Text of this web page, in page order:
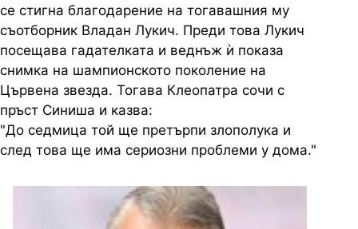
се стигна благодарение на тогавашния му
съотборник Владан Лукич. Преди това Лукич
посещава гадателката и веднъж ѝ показа
снимка на шампионското поколение на
Цървена звезда. Тогава Клеопатра сочи с
пръст Синиша и казва:
"До седмица той ще претърпи злополука и
след това ще има сериозни проблеми у дома."